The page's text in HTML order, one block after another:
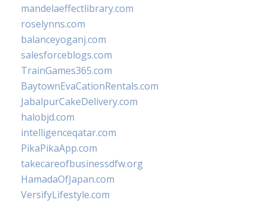
mandelaeffectlibrary.com
roselynns.com
balanceyoganj.com
salesforceblogs.com
TrainGames365.com
BaytownEvaCationRentals.com
JabalpurCakeDelivery.com
halobjd.com
intelligenceqatar.com
PikaPikaApp.com
takecareofbusinessdfw.org
HamadaOfJapan.com
VersifyLifestyle.com